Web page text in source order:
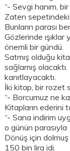
“- Sevgi hanım,
Zaten
Bunların parası
Gözlerinde
önemli bir gündü.
Satmış olduğu
sağlamış
kanıtlayacaktı.
İki kitap, bir rozet
“- Borcumuz ne
Kitapların ederini
“- Sana indirim
o günün
Dönüş için dolmuş
150 bin lira idi.